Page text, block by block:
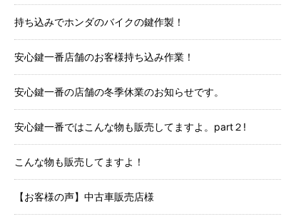
持ち込みでホンダのバイクの鍵作製！
安心鍵一番店舗のお客様持ち込み作業！
安心鍵一番の店舗の冬季休業のお知らせです。
安心鍵一番ではこんな物も販売してますよ。part２!
こんな物も販売してますよ！
【お客様の声】中古車販売店様